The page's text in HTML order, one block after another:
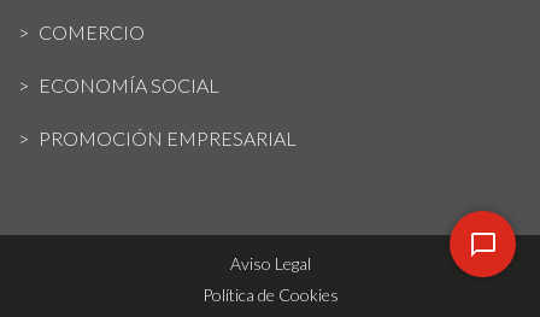
COMERCIO
ECONOMÍA SOCIAL
PROMOCIÓN EMPRESARIAL
Aviso Legal
Política de Cookies